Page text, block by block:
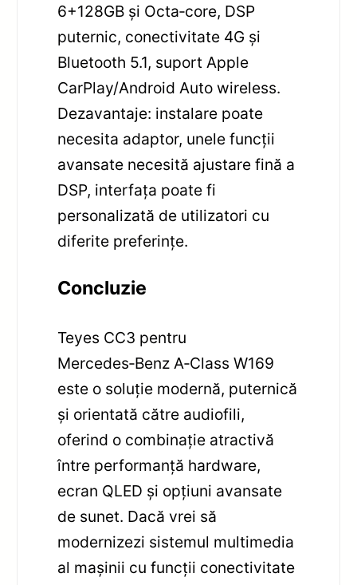
6+128GB și Octa‑core, DSP
puternic, conectivitate 4G și
Bluetooth 5.1, suport Apple
CarPlay/Android Auto wireless.
Dezavantaje: instalare poate
necesita adaptor, unele funcții
avansate necesită ajustare fină a
DSP, interfața poate fi
personalizată de utilizatori cu
diferite preferințe.
Concluzie
Teyes CC3 pentru
Mercedes‑Benz A‑Class W169
este o soluție modernă, puternică
și orientată către audiofili,
oferind o combinație atractivă
între performanță hardware,
ecran QLED și opțiuni avansate
de sunet. Dacă vrei să
modernizezi sistemul multimedia
al mașinii cu funcții conectivitate